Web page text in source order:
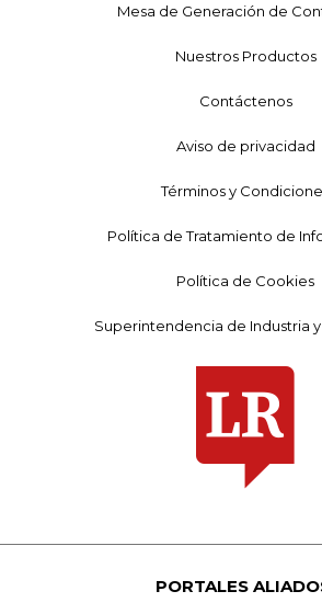
Mesa de Generación de
Nuestros Productos
Contáctenos
Aviso de privacidad
Términos y
Política de Tratamiento de
Política de Cookies
Superintendencia de Industria
PORTALES